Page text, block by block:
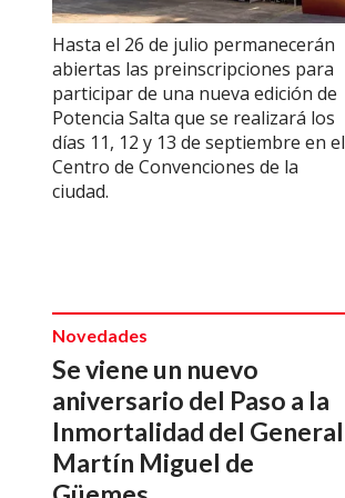
Hasta el 26 de julio permanecerán
abiertas las preinscripciones para
participar de una nueva edición de
Potencia Salta que se realizará los
días 11, 12 y 13 de septiembre en el
Centro de Convenciones de la
ciudad.
Se viene un nuevo
aniversario del Paso a la
Inmortalidad del General
Martín Miguel de
Novedades